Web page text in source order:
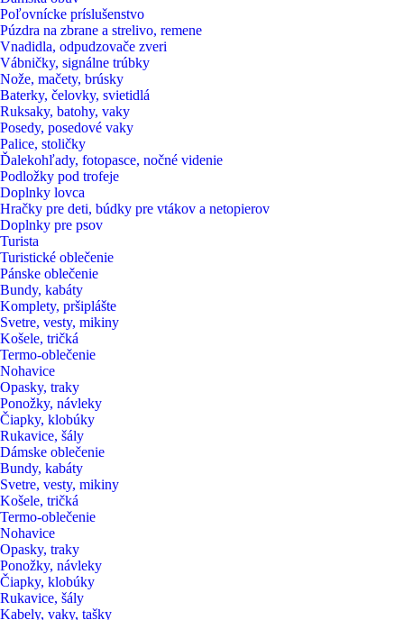
Poľovnícke príslušenstvo
Púzdra na zbrane a strelivo, remene
Vnadidla, odpudzovače zveri
Vábničky, signálne trúbky
Nože, mačety, brúsky
Baterky, čelovky, svietidlá
Ruksaky, batohy, vaky
Posedy, posedové vaky
Palice, stoličky
Ďalekohľady, fotopasce, nočné videnie
Podložky pod trofeje
Doplnky lovca
Hračky pre deti, búdky pre vtákov a netopierov
Doplnky pre psov
Turista
Turistické oblečenie
Pánske oblečenie
Bundy, kabáty
Komplety, pršiplášte
Svetre, vesty, mikiny
Košele, tričká
Termo-oblečenie
Nohavice
Opasky, traky
Ponožky, návleky
Čiapky, klobúky
Rukavice, šály
Dámske oblečenie
Bundy, kabáty
Svetre, vesty, mikiny
Košele, tričká
Termo-oblečenie
Nohavice
Opasky, traky
Ponožky, návleky
Čiapky, klobúky
Rukavice, šály
Kabely, vaky, tašky